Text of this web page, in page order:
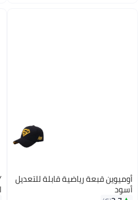
أوميوين قبعة رياضية قابلة للتعديل
أسود